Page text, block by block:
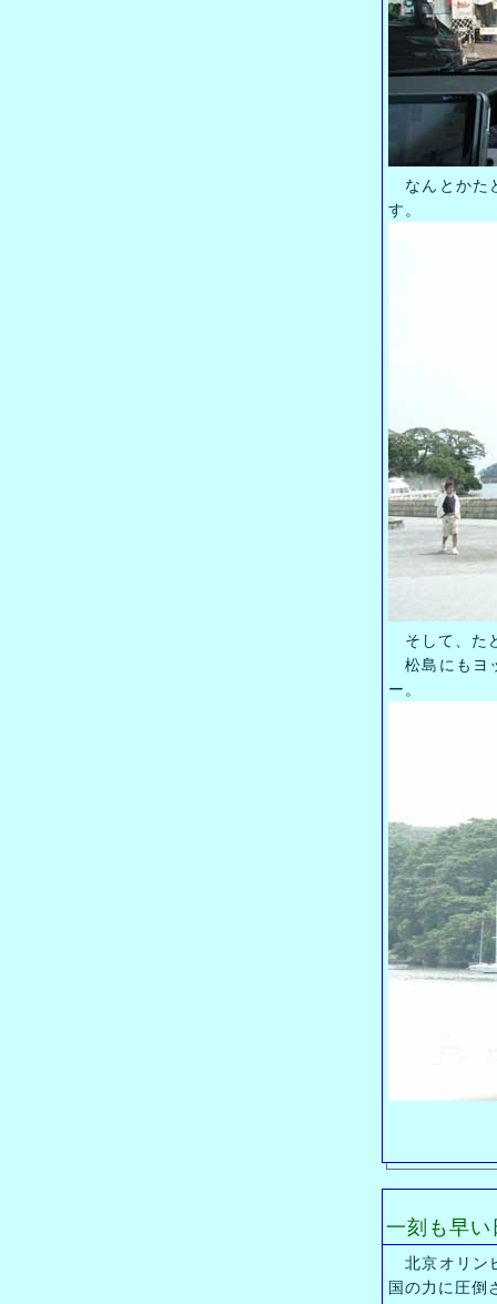
なんとかた
す。
そして、た
松島にもヨ
ー。
一刻も早
北京オリン
国の力に圧倒